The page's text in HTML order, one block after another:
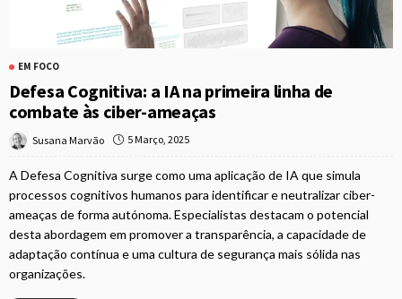
EM FOCO
Defesa Cognitiva: a IA na primeira linha de
combate às ciber-ameaças
Susana Marvão 5 Março, 2025
A Defesa Cognitiva surge como uma aplicação de IA que simula
processos cognitivos humanos para identificar e neutralizar ciber-
ameaças de forma autónoma. Especialistas destacam o potencial
desta abordagem em promover a transparência, a capacidade de
adaptação contínua e uma cultura de segurança mais sólida nas
organizações.